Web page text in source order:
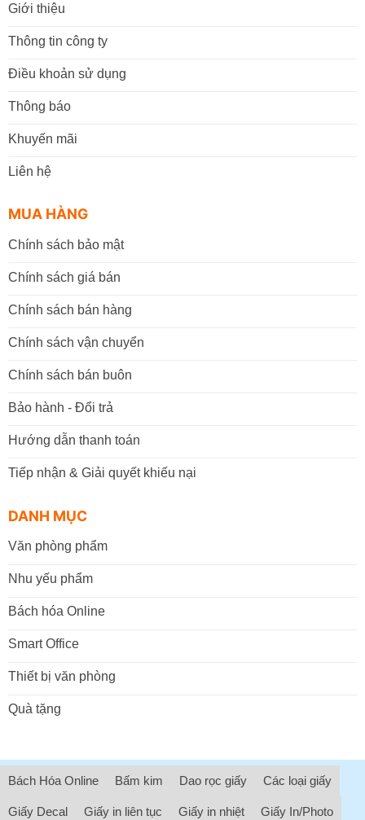
Giới thiệu
Thông tin công ty
Điều khoản sử dụng
Thông báo
Khuyến mãi
Liên hệ
MUA HÀNG
Chính sách bảo mật
Chính sách giá bán
Chính sách bán hàng
Chính sách vận chuyển
Chính sách bán buôn
Bảo hành - Đổi trả
Hướng dẫn thanh toán
Tiếp nhận & Giải quyết khiếu nại
DANH MỤC
Văn phòng phẩm
Nhu yếu phẩm
Bách hóa Online
Smart Office
Thiết bị văn phòng
Quà tặng
Bách Hóa Online Bấm kim Dao rọc giấy Các loại giấy
Giấy Decal Giấy in liên tục Giấy in nhiệt Giấy In/Photo